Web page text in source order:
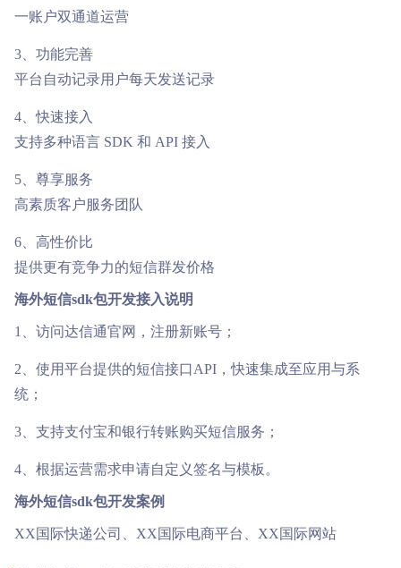
一账户双通道运营
3、功能完善
平台自动记录用户每天发送记录
4、快速接入
支持多种语言 SDK 和 API 接入
5、尊享服务
高素质客户服务团队
6、高性价比
提供更有竞争力的短信群发价格
海外短信sdk包开发接入说明
1、访问达信通官网，注册新账号；
2、使用平台提供的短信接口API，快速集成至应用与系
统；
3、支持支付宝和银行转账购买短信服务；
4、根据运营需求申请自定义签名与模板。
海外短信sdk包开发案例
XX国际快递公司、XX国际电商平台、XX国际网站